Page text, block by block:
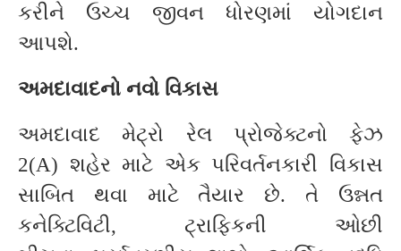
કરીને ઉચ્ચ જીવન ધોરણમાં યોગદાન
આપશે.
અમદાવાદનો નવો વિકાસ
અમદાવાદ મેટ્રો રેલ પ્રોજેક્ટનો ફેઝ
2(A) શહેર માટે એક પરિવર્તનકારી વિકાસ
સાબિત થવા માટે તૈયાર છે. તે ઉન્નત
કનેક્ટિવિટી, ટ્રાફિકની ઓછી